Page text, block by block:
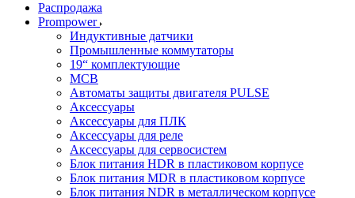
Распродажа
Prompower
Индуктивные датчики
Промышленные коммутаторы
19“ комплектующие
MCB
Автоматы защиты двигателя PULSE
Аксессуары
Аксессуары для ПЛК
Аксессуары для реле
Аксессуары для сервосистем
Блок питания HDR в пластиковом корпусе
Блок питания MDR в пластиковом корпусе
Блок питания NDR в металлическом корпусе